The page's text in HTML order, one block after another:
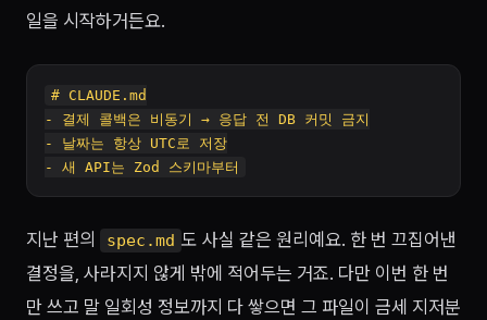
일을 시작하거든요.
# CLAUDE.md
- 결제 콜백은 비동기 → 응답 전 DB 커밋 금지
- 날짜는 항상 UTC로 저장
지난 편의 spec.md 도 사실 같은 원리예요. 한 번 끄집어낸
결정을, 사라지지 않게 밖에 적어두는 거죠. 다만 이번 한 번
만 쓰고 말 일회성 정보까지 다 쌓으면 그 파일이 금세 지저분